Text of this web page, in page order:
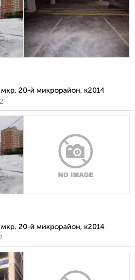
20-й микрорайон, к2014
20-й микрорайон, к2014